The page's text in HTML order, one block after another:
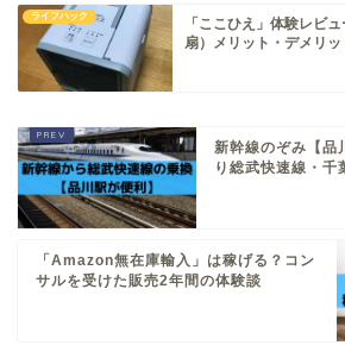
ライフハック
「ここひえ」体験レビ
扇）メリット・デメリッ
新幹線のぞみ【品
り総武快速線・千
「Amazon無在庫輸入」は稼げる？コン
サルを受けた販売2年間の体験談